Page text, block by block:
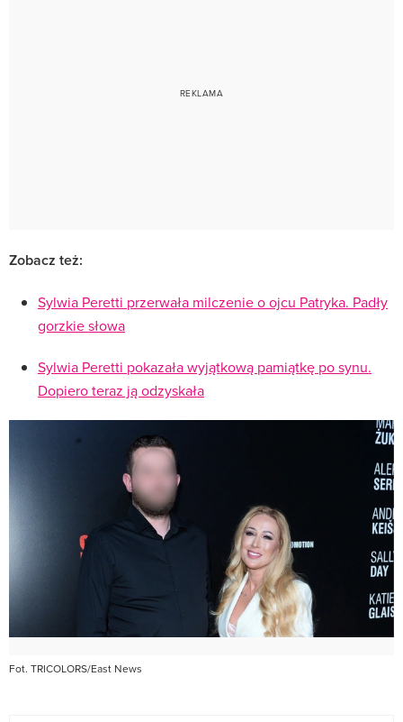
Zobacz też:
Sylwia Peretti przerwała milczenie o ojcu Patryka. Padły
gorzkie słowa
Sylwia Peretti pokazała wyjątkową pamiątkę po synu.
Dopiero teraz ją odzyskała
Fot. TRICOLORS/East News